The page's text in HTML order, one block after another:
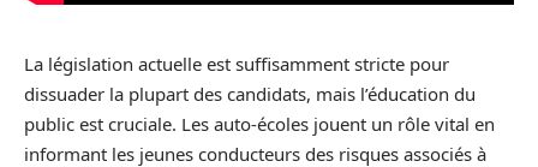
La législation actuelle est suffisamment stricte pour
dissuader la plupart des candidats, mais l’éducation du
public est cruciale. Les auto-écoles jouent un rôle vital en
informant les jeunes conducteurs des risques associés à